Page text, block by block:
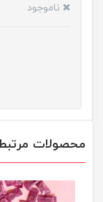
ناموجود
محصولات